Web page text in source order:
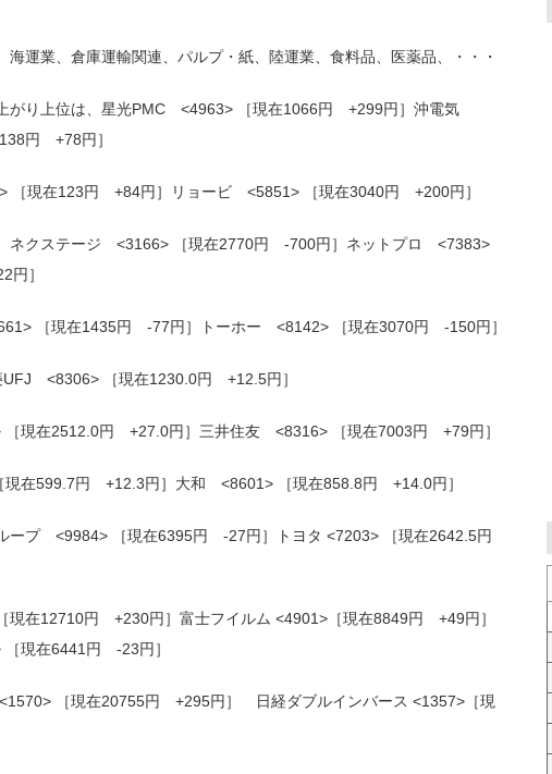
海運業、倉庫運輸関連、パルプ・紙、陸運業、食料品、医薬品、・・・
がり上位は、星光PMC <4963> ［現在1066円 +299円］沖電気
円 +78円］
［現在123円 +84円］リョービ <5851> ［現在3040円 +200円］
ネクステージ <3166> ［現在2770円 -700円］ネットプロ <7383>
円］
［現在1435円 -77円］トーホー <8142> ［現在3070円 -150円］
UFJ <8306> ［現在1230.0円 +12.5円］
現在2512.0円 +27.0円］三井住友 <8316> ［現在7003円 +79円］
在599.7円 +12.3円］大和 <8601> ［現在858.8円 +14.0円］
ープ <9984> ［現在6395円 -27円］トヨタ <7203> ［現在2642.5円
現在12710円 +230円］富士フイルム <4901>［現在8849円 +49円］
現在6441円 -23円］
<1570> ［現在20755円 +295円］ 日経ダブルインバース <1357>［現